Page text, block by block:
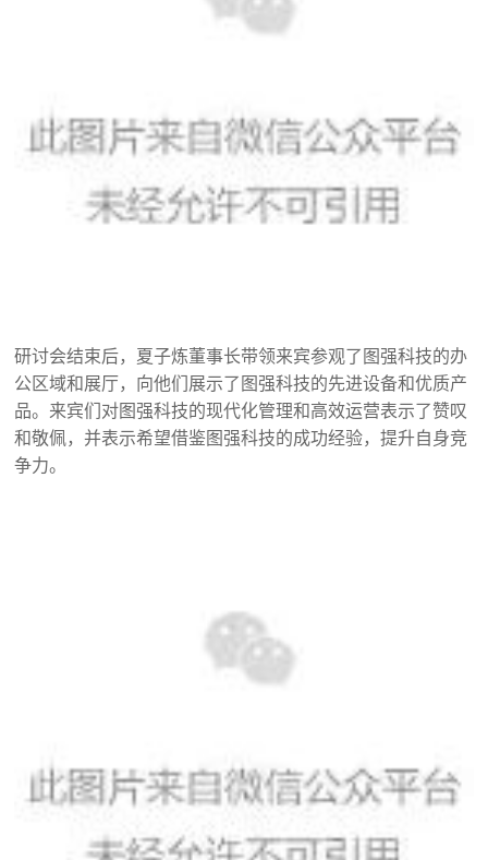
研讨会结束后，夏子炼董事长带领来宾参观了图强科技的办
公区域和展厅，向他们展示了图强科技的先进设备和优质产
品。来宾们对图强科技的现代化管理和高效运营表示了赞叹
和敬佩，并表示希望借鉴图强科技的成功经验，提升自身竞
争力。